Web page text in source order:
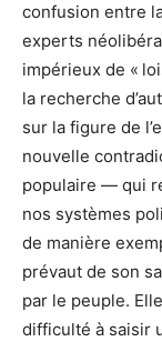
confusion entre
experts
impérieux de «
la recherche
sur la figure de
nouvelle
populaire — qui
nos systèmes
de manière
prévaut de son
par le peuple.
difficulté à saisir